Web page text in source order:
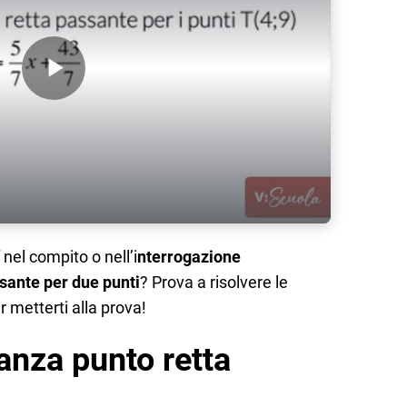
Play Video
compito o nell’interrogazione
per due punti? Prova a risolvere le
metterti alla prova!
punto retta